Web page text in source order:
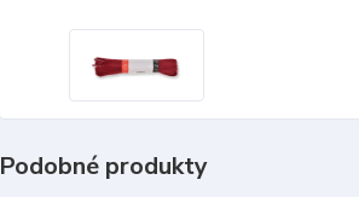
Podobné produkty